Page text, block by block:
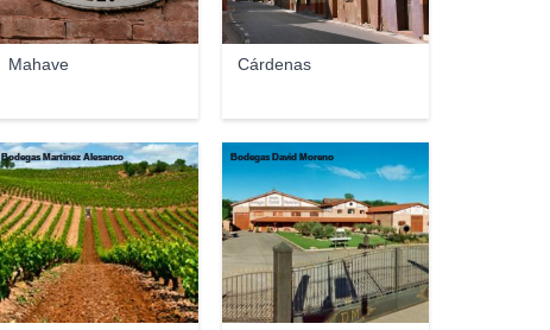
Mahave Cárdenas
Bodegas Martínez Alesanco Bodegas David Moreno